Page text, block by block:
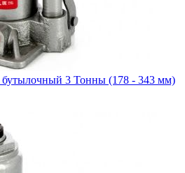
бутылочный 3 Тонны (178 - 343 мм)